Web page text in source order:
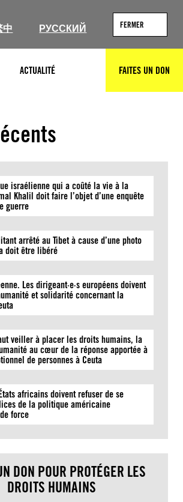
中 РУССКИЙ FERMER
ACTUALITÉ RECHERCHERFAITES UN DON
israélienne qui a coûté la vie à la
Khalil doit faire l’objet d’une enquête
guerre
arrêté au Tibet à cause d’une photo
doit être libéré
Les dirigeant·e·s européens doivent
et solidarité concernant la
veiller à placer les droits humains, la
au cœur de la réponse apportée à
de personnes à Ceuta
africains doivent refuser de se
de la politique américaine
force
DON POUR PROTÉGER LES
DROITS HUMAINS